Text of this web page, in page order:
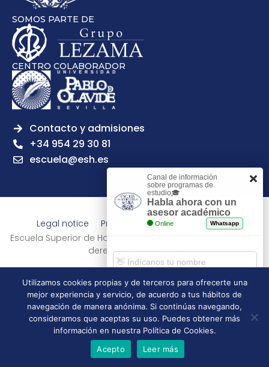
SOMOS PARTE DE
CENTRO COLABORADOR
Contacto y admisiones
+34 954 29 30 81
escuela@esh.es
Legal notice Privacy Policy
Cookies Policy
Escuela Superior de Hostelería de Sevilla | 2026 | Todos los
derechos reservados
Utilizamos cookies propias y de terceros para ofrecerte una
mejor experiencia y servicio, de acuerdo a tus hábitos de
navegación de manera anónima. Si continúas navegando,
consideramos que aceptas su uso. Puedes obtener más
información en nuestra Política de Cookies.
Acepto
Leer más
Canal de información
sobre programas de
estudio🎓
Habla ahora con un
asesor académico
Online Whatsapp
Comenzar chat